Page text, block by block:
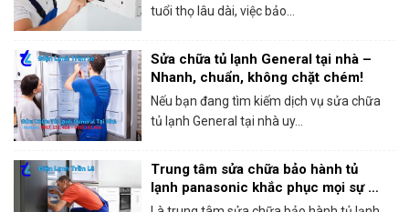
tuổi thọ lâu dài, việc bảo...
Sửa chữa tủ lạnh General tại nhà –
Nhanh, chuẩn, không chặt chém!
Nếu bạn đang tìm kiếm dịch vụ sửa chữa
tủ lạnh General tại nhà uy...
Trung tâm sửa chữa bảo hành tủ
lạnh panasonic khắc phục mọi sự cố
trong 1 lần gọi